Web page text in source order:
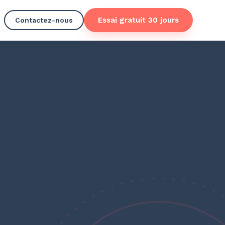
Contactez-nous Essai gratuit 30 jours